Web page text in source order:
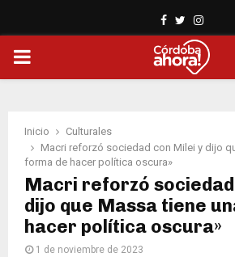
Facebook
Twitter
PRIMARY
Inicio
Culturales
Macri reforzó sociedad con Milei y dijo
forma de hacer política oscura»
Macri reforzó
dijo que Massa tiene
hacer política oscura»
1 de noviembre de 2023